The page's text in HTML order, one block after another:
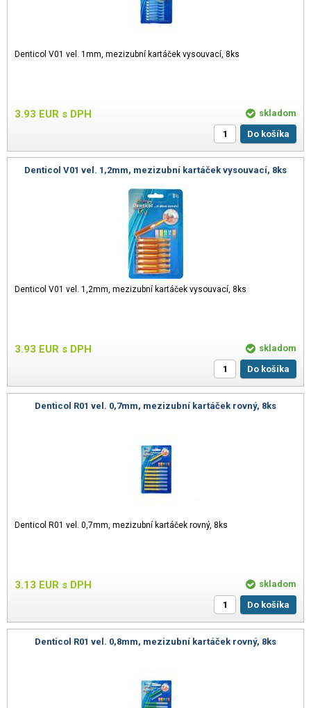
Denticol V01 vel. 1mm, mezizubní kartáček vysouvací, 8ks
3.93 EUR s DPH
skladom
Do košíka
Denticol V01 vel. 1,2mm, mezizubní kartáček vysouvací, 8ks
Denticol V01 vel. 1,2mm, mezizubní kartáček vysouvací, 8ks
3.93 EUR s DPH
skladom
Do košíka
Denticol R01 vel. 0,7mm, mezizubní kartáček rovný, 8ks
Denticol R01 vel. 0,7mm, mezizubní kartáček rovný, 8ks
3.13 EUR s DPH
skladom
Do košíka
Denticol R01 vel. 0,8mm, mezizubní kartáček rovný, 8ks